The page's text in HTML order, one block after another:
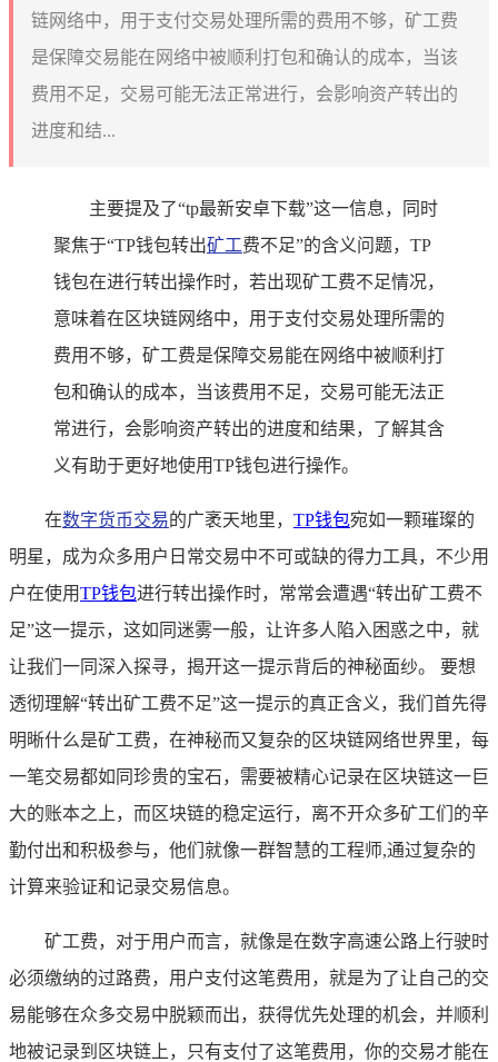
链网络中，用于支付交易处理所需的费用不够，矿工费
是保障交易能在网络中被顺利打包和确认的成本，当该
费用不足，交易可能无法正常进行，会影响资产转出的
进度和结...
主要提及了“tp最新安卓下载”这一信息，同时
聚焦于“TP钱包转出矿工费不足”的含义问题，TP
钱包在进行转出操作时，若出现矿工费不足情况，
意味着在区块链网络中，用于支付交易处理所需的
费用不够，矿工费是保障交易能在网络中被顺利打
包和确认的成本，当该费用不足，交易可能无法正
常进行，会影响资产转出的进度和结果，了解其含
义有助于更好地使用TP钱包进行操作。
在数字货币交易的广袤天地里， TP钱包宛如一颗璀璨的
明星，成为众多用户日常交易中不可或缺的得力工具，不少用
户在使用TP钱包进行转出操作时，常常会遭遇“转出矿工费不
足”这一提示，这如同迷雾一般，让许多人陷入困惑之中，就
让我们一同深入探寻，揭开这一提示背后的神秘面纱。 要想
透彻理解“转出矿工费不足”这一提示的真正含义，我们首先得
明晰什么是矿工费，在神秘而又复杂的区块链网络世界里，每
一笔交易都如同珍贵的宝石，需要被精心记录在区块链这一巨
大的账本之上，而区块链的稳定运行，离不开众多矿工们的辛
勤付出和积极参与，他们就像一群智慧的工程师,通过复杂的
计算来验证和记录交易信息。
矿工费，对于用户而言，就像是在数字高速公路上行驶时
必须缴纳的过路费，用户支付这笔费用，就是为了让自己的交
易能够在众多交易中脱颖而出，获得优先处理的机会，并顺利
地被记录到区块链上，只有支付了这笔费用，你的交易才能在